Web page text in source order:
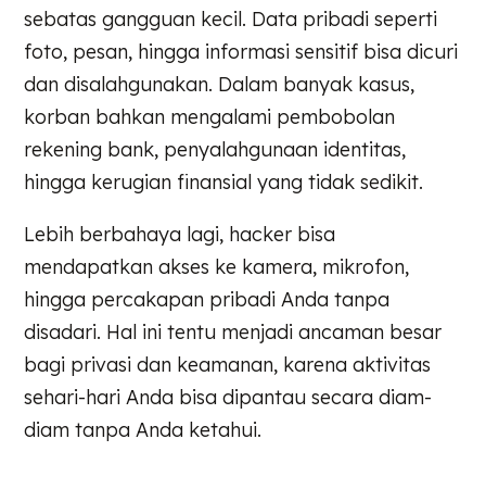
sebatas gangguan kecil. Data pribadi seperti
foto, pesan, hingga informasi sensitif bisa dicuri
dan disalahgunakan. Dalam banyak kasus,
korban bahkan mengalami pembobolan
rekening bank, penyalahgunaan identitas,
hingga kerugian finansial yang tidak sedikit.
Lebih berbahaya lagi, hacker bisa
mendapatkan akses ke kamera, mikrofon,
hingga percakapan pribadi Anda tanpa
disadari. Hal ini tentu menjadi ancaman besar
bagi privasi dan keamanan, karena aktivitas
sehari-hari Anda bisa dipantau secara diam-
diam tanpa Anda ketahui.